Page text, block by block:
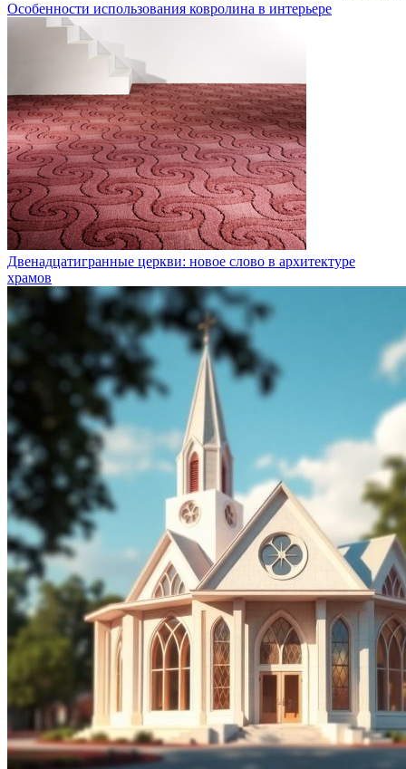
Особенности использования ковролина в интерьере
Двенадцатигранные церкви: новое слово в архитектуре
храмов